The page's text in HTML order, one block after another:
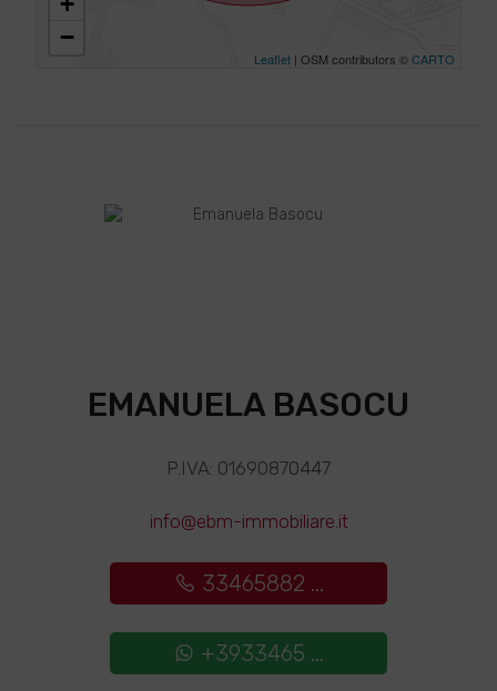
−
Leaflet| OSM contributors ©CARTO
EMANUELA BASOCU
P.IVA: 01690870447
info@ebm-immobiliare.it
33465882 ...
+3933465 ...